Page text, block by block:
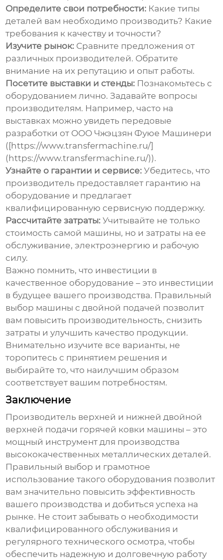
Определите свои потребности: Какие типы
деталей вам необходимо производить? Какие
требования к качеству и точности?
Изучите рынок: Сравните предложения от
различных производителей. Обратите
внимание на их репутацию и опыт работы.
Посетите выставки и стенды: Познакомьтесь с
оборудованием лично. Задавайте вопросы
производителям. Например, часто на
выставках можно увидеть передовые
разработки от ООО Чжэцзян Фуюе Машинери
([https://www.transfermachine.ru/]
(https://www.transfermachine.ru/)).
Узнайте о гарантии и сервисе: Убедитесь, что
производитель предоставляет гарантию на
оборудование и предлагает
квалифицированную сервисную поддержку.
Рассчитайте затраты: Учитывайте не только
стоимость самой машины, но и затраты на ее
обслуживание, электроэнергию и рабочую
силу.
Важно помнить, что инвестиции в
качественное оборудование – это инвестиции
в будущее вашего производства. Правильный
выбор машины с двойной подачей позволит
вам повысить производительность, снизить
затраты и улучшить качество продукции.
Внимательно изучите все варианты, не
торопитесь с принятием решения и
выбирайте то, что наилучшим образом
соответствует вашим потребностям.
Заключение
Производитель верхней и нижней двойной
верхней подачи горячей ковки машины – это
мощный инструмент для производства
высококачественных металлических деталей.
Правильный выбор и грамотное
использование такого оборудования позволит
вам значительно повысить эффективность
вашего производства и добиться успеха на
рынке. Не стоит забывать о необходимости
квалифицированного обслуживания и
регулярного технического осмотра, чтобы
обеспечить надежную и долговечную работу